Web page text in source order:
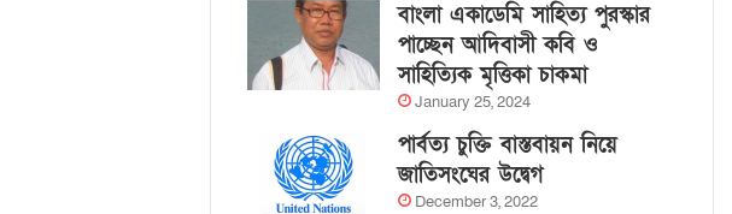
বাংলা একাডেমি সাহিত্য পুরস্কার
পাচ্ছেন আদিবাসী কবি ও
সাহিত্যিক মৃত্তিকা চাকমা
January 25, 2024
পার্বত্য চুক্তি বাস্তবায়ন নিয়ে
জাতিসংঘের উদ্বেগ
December 3, 2022